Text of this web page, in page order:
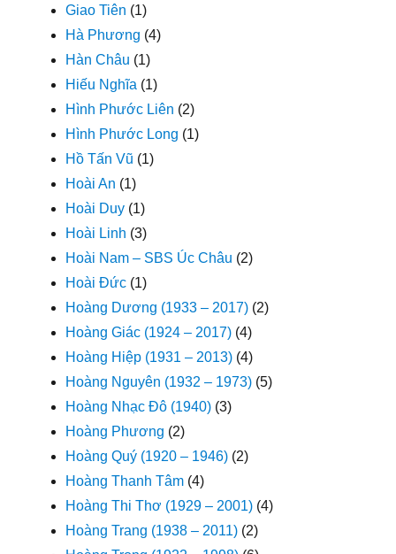
Giao Tiên (1)
Hà Phương (4)
Hàn Châu (1)
Hiếu Nghĩa (1)
Hình Phước Liên (2)
Hình Phước Long (1)
Hồ Tấn Vũ (1)
Hoài An (1)
Hoài Duy (1)
Hoài Linh (3)
Hoài Nam – SBS Úc Châu (2)
Hoài Đức (1)
Hoàng Dương (1933 – 2017) (2)
Hoàng Giác (1924 – 2017) (4)
Hoàng Hiệp (1931 – 2013) (4)
Hoàng Nguyên (1932 – 1973) (5)
Hoàng Nhạc Đô (1940) (3)
Hoàng Phương (2)
Hoàng Quý (1920 – 1946) (2)
Hoàng Thanh Tâm (4)
Hoàng Thi Thơ (1929 – 2001) (4)
Hoàng Trang (1938 – 2011) (2)